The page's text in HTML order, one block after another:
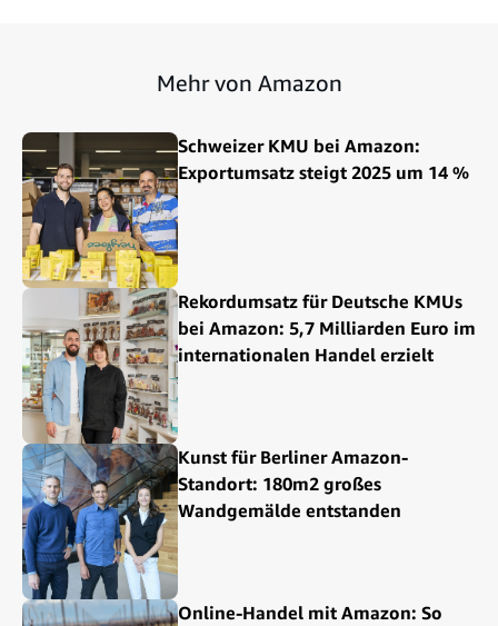
Mehr von Amazon
Schweizer KMU bei Amazon:
Exportumsatz steigt 2025 um 14 %
Rekordumsatz für Deutsche KMUs
bei Amazon: 5,7 Milliarden Euro im
internationalen Handel erzielt
Kunst für Berliner Amazon-
Standort: 180m2 großes
Wandgemälde entstanden
Online-Handel mit Amazon: So